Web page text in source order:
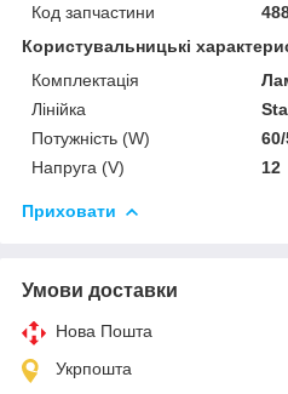
Код запчастини
Користувальницькі
Комплектація
Лінійка
Потужність (W)
Напруга (V)
12
Приховати
Умови доставки
Нова Пошта
Укрпошта